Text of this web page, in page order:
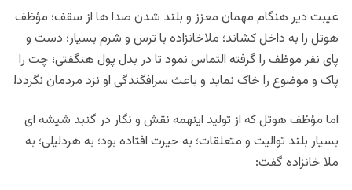
غیبت دیر هنگام مهمان معزز و بلند شدن صدا ها از سقف؛ مؤظف
هوتل را به داخل کشاند؛ ملاخانزاده با ترس و شرم بسیار؛ دست و
پای نفر موظف را گرفته التماس نمود تا در بدل پول هنگفتی؛ چت را
پاک و موضوع را خاک نماید و باعث سرافگندگی او نزد مردمان نگردد!
اما مؤظف هوتل که از تولید اینهمه نقش و نگار در گنبد شیشه ای
بسیار بلند توالیت و متعلقات؛ به حیرت افتاده بود؛ به هردلیلی؛ به
ملا خانزاده گفت: